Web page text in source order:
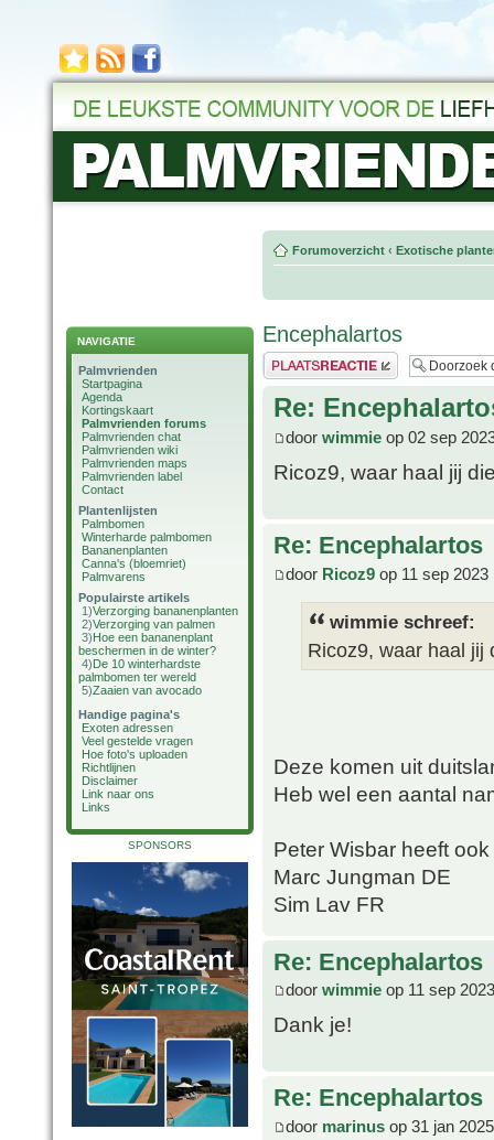
NAVIGATIE
Palmvrienden
Startpagina
Agenda
Kortingskaart
Palmvrienden forums
Palmvrienden chat
Palmvrienden wiki
Palmvrienden maps
Palmvrienden label
Contact
Plantenlijsten
Palmbomen
Winterharde palmbomen
Bananenplanten
Canna's (bloemriet)
Palmvarens
Populairste artikels
1)Verzorging bananenplanten
2)Verzorging van palmen
3)Hoe een bananenplant
beschermen in de winter?
4)De 10 winterhardste
palmbomen ter wereld
5)Zaaien van avocado
Handige pagina's
Exoten adressen
Veel gestelde vragen
Hoe foto's uploaden
Richtlijnen
Disclaimer
Link naar ons
Links
SPONSORS
Forumoverzicht ‹ Exotische
Encephalartos
Plaats een reactie
Re:
door wimmie op 02 sep
Ricoz9, waar haal jij
Re: Encephalartos
door Ricoz9 op 11 sep 2023
wimmie schreef:
Ricoz9, waar haal jij
Deze komen uit
Heb wel een aantal
Peter Wisbar heeft
Marc Jungman DE
Sim Lav FR
Re: Encephalartos
door wimmie op 11 sep
Dank je!
Re: Encephalartos
door marinus op 31 jan